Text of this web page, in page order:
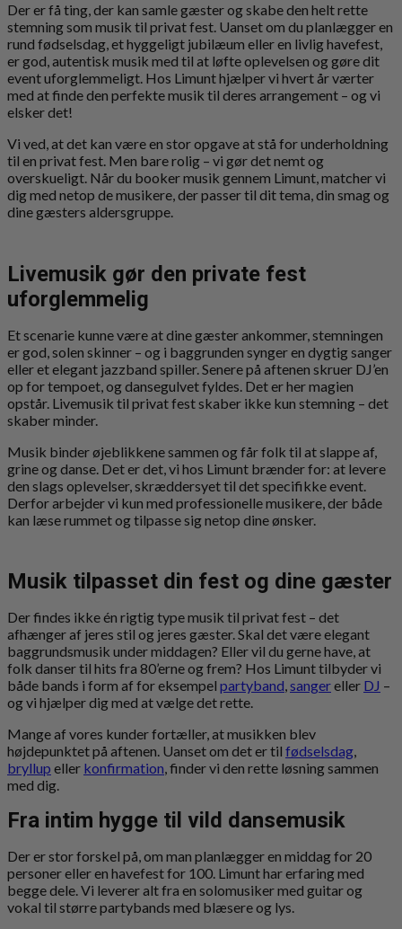
Der er få ting, der kan samle gæster og skabe den helt rette
stemning som musik til privat fest. Uanset om du planlægger en
rund fødselsdag, et hyggeligt jubilæum eller en livlig havefest,
er god, autentisk musik med til at løfte oplevelsen og gøre dit
event uforglemmeligt. Hos Limunt hjælper vi hvert år værter
med at finde den perfekte musik til deres arrangement – og vi
elsker det!
Vi ved, at det kan være en stor opgave at stå for underholdning
til en privat fest. Men bare rolig – vi gør det nemt og
overskueligt. Når du booker musik gennem Limunt, matcher vi
dig med netop de musikere, der passer til dit tema, din smag og
dine gæsters aldersgruppe.
Livemusik gør den private fest
uforglemmelig
Et scenarie kunne være at dine gæster ankommer, stemningen
er god, solen skinner – og i baggrunden synger en dygtig sanger
eller et elegant jazzband spiller. Senere på aftenen skruer DJ’en
op for tempoet, og dansegulvet fyldes. Det er her magien
opstår. Livemusik til privat fest skaber ikke kun stemning – det
skaber minder.
Musik binder øjeblikkene sammen og får folk til at slappe af,
grine og danse. Det er det, vi hos Limunt brænder for: at levere
den slags oplevelser, skræddersyet til det specifikke event.
Derfor arbejder vi kun med professionelle musikere, der både
kan læse rummet og tilpasse sig netop dine ønsker.
Musik tilpasset din fest og dine gæster
Der findes ikke én rigtig type musik til privat fest – det
afhænger af jeres stil og jeres gæster. Skal det være elegant
baggrundsmusik under middagen? Eller vil du gerne have, at
folk danser til hits fra 80’erne og frem? Hos Limunt tilbyder vi
både bands i form af for eksempel partyband,sangereller DJ –
og vi hjælper dig med at vælge det rette.
Mange af vores kunder fortæller, at musikken blev
højdepunktet på aftenen. Uanset om det er til fødselsdag,
bryllup eller konfirmation, finder vi den rette løsning sammen
med dig.
Fra intim hygge til vild dansemusik
Der er stor forskel på, om man planlægger en middag for 20
personer eller en havefest for 100. Limunt har erfaring med
begge dele. Vi leverer alt fra en solomusiker med guitar og
vokal til større partybands med blæsere og lys.